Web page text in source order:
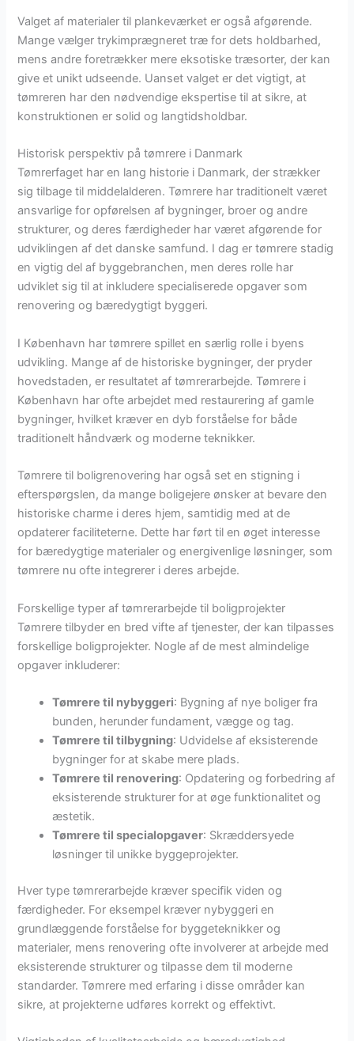
Valget af materialer til plankeværket er også afgørende.
Mange vælger trykimprægneret træ for dets holdbarhed,
mens andre foretrækker mere eksotiske træsorter, der kan
give et unikt udseende. Uanset valget er det vigtigt, at
tømreren har den nødvendige ekspertise til at sikre, at
konstruktionen er solid og langtidsholdbar.
Historisk perspektiv på tømrere i Danmark
Tømrerfaget har en lang historie i Danmark, der strækker
sig tilbage til middelalderen. Tømrere har traditionelt været
ansvarlige for opførelsen af bygninger, broer og andre
strukturer, og deres færdigheder har været afgørende for
udviklingen af det danske samfund. I dag er tømrere stadig
en vigtig del af byggebranchen, men deres rolle har
udviklet sig til at inkludere specialiserede opgaver som
renovering og bæredygtigt byggeri.
I København har tømrere spillet en særlig rolle i byens
udvikling. Mange af de historiske bygninger, der pryder
hovedstaden, er resultatet af tømrerarbejde. Tømrere i
København har ofte arbejdet med restaurering af gamle
bygninger, hvilket kræver en dyb forståelse for både
traditionelt håndværk og moderne teknikker.
Tømrere til boligrenovering har også set en stigning i
efterspørgslen, da mange boligejere ønsker at bevare den
historiske charme i deres hjem, samtidig med at de
opdaterer faciliteterne. Dette har ført til en øget interesse
for bæredygtige materialer og energivenlige løsninger, som
tømrere nu ofte integrerer i deres arbejde.
Forskellige typer af tømrerarbejde til boligprojekter
Tømrere tilbyder en bred vifte af tjenester, der kan tilpasses
forskellige boligprojekter. Nogle af de mest almindelige
opgaver inkluderer:
Tømrere til nybyggeri: Bygning af nye boliger fra
bunden, herunder fundament, vægge og tag.
Tømrere til tilbygning: Udvidelse af eksisterende
bygninger for at skabe mere plads.
Tømrere til renovering: Opdatering og forbedring af
eksisterende strukturer for at øge funktionalitet og
æstetik.
Tømrere til specialopgaver: Skræddersyede
løsninger til unikke byggeprojekter.
Hver type tømrerarbejde kræver specifik viden og
færdigheder. For eksempel kræver nybyggeri en
grundlæggende forståelse for byggeteknikker og
materialer, mens renovering ofte involverer at arbejde med
eksisterende strukturer og tilpasse dem til moderne
standarder. Tømrere med erfaring i disse områder kan
sikre, at projekterne udføres korrekt og effektivt.